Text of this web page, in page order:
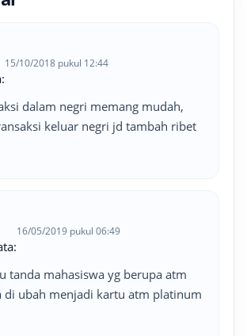
15/10/2018 pukul 12:44
dalam negri memang mudah,
keluar negri jd tambah ribet
16/05/2019 pukul 06:49
tanda mahasiswa yg berupa atm
di ubah menjadi kartu atm platinum